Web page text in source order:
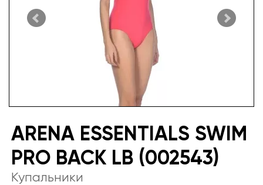
ARENA ESSENTIALS SWIM
PRO BACK LB (002543)
Купальники